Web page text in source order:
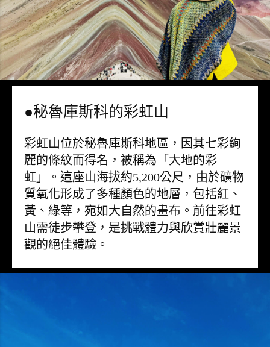
●秘魯庫斯科的彩虹山
彩虹山位於秘魯庫斯科地區，因其七彩絢
麗的條紋而得名，被稱為「大地的彩
虹」。這座山海拔約5,200公尺，由於礦物
質氧化形成了多種顏色的地層，包括紅、
黃、綠等，宛如大自然的畫布。前往彩虹
山需徒步攀登，是挑戰體力與欣賞壯麗景
觀的絕佳體驗。